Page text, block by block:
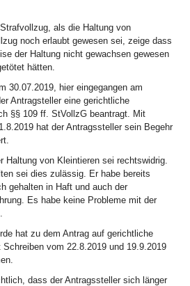
als die Haltung von
noch erlaubt gewesen sei, zeige dass
der Haltung nicht gewachsen gewesen
hätten.
30.07.2019, hier eingegangen am
Antragsteller eine gerichtliche
§§ 109 ff. StVollzG beantragt. Mit
hat der Antragssteller sein Begehr
Haltung von Kleintieren sei rechtswidrig.
sei dies zulässig. Er habe bereits
gehalten in Haft und auch der
Es habe keine Probleme mit der
hat zu dem Antrag auf gerichtliche
Schreiben vom 22.8.2019 und 19.9.2019
dass der Antragssteller sich länger